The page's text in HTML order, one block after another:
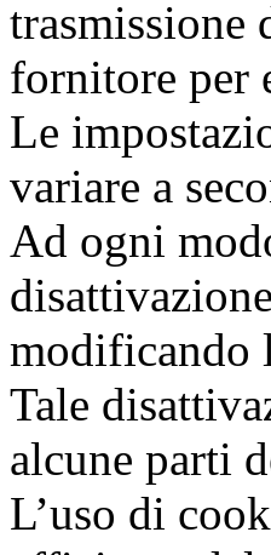
trasmissione
fornitore per
Le
variare a
Ad ogni
modificando
Tale
alcune parti
L’uso di